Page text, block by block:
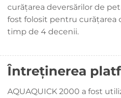
curățarea deversărilor de
fost folosit pentru curățarea
timp de 4 decenii.
Întreținerea
AQUAQUICK 2000 a fost